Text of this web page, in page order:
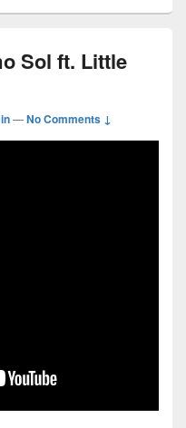
Sol ft. Little
—No Comments ↓